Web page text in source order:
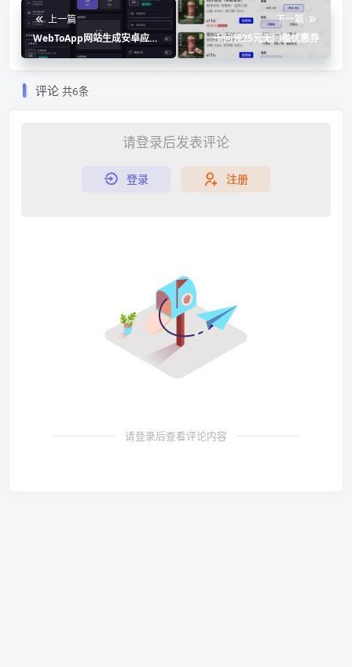
上一篇
WebToApp网站生成安卓应
用，支持去除广告、功能扩
下一篇
千问领25元无门槛优惠券
评论 共6条
请登录后发表评论
登录 注册
请登录后查看评论内容